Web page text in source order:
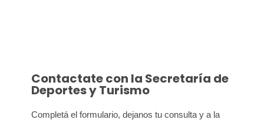
Contactate con la Secretaría de
Deportes y Turismo
Completá el formulario, dejanos tu consulta y a la